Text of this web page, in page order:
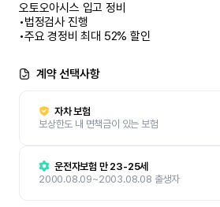
오토오아시스 입고 정비
•법정검사 진행
•주요 경정비 최대 52% 할인
계약 선택사항
자차 보험
보상한도 내 면책금이 있는 보험
운전자보험 만 23-25세
2000.08.09~2003.08.08 출생자